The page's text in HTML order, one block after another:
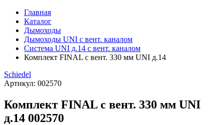
Главная
Каталог
Дымоходы
Дымоходы UNI с вент. каналом
Система UNI д.14 с вент. каналом
Комплект FINAL с вент. 330 мм UNI д.14
Schiedel
Артикул: 002570
Комплект FINAL с вент. 330 мм UNI
д.14 002570